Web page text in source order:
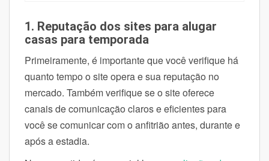
1. Reputação dos sites para alugar
casas para temporada
Primeiramente, é importante que você verifique há
quanto tempo o site opera e sua reputação no
mercado. Também verifique se o site oferece
canais de comunicação claros e eficientes para
você se comunicar com o anfitrião antes, durante e
após a estadia.